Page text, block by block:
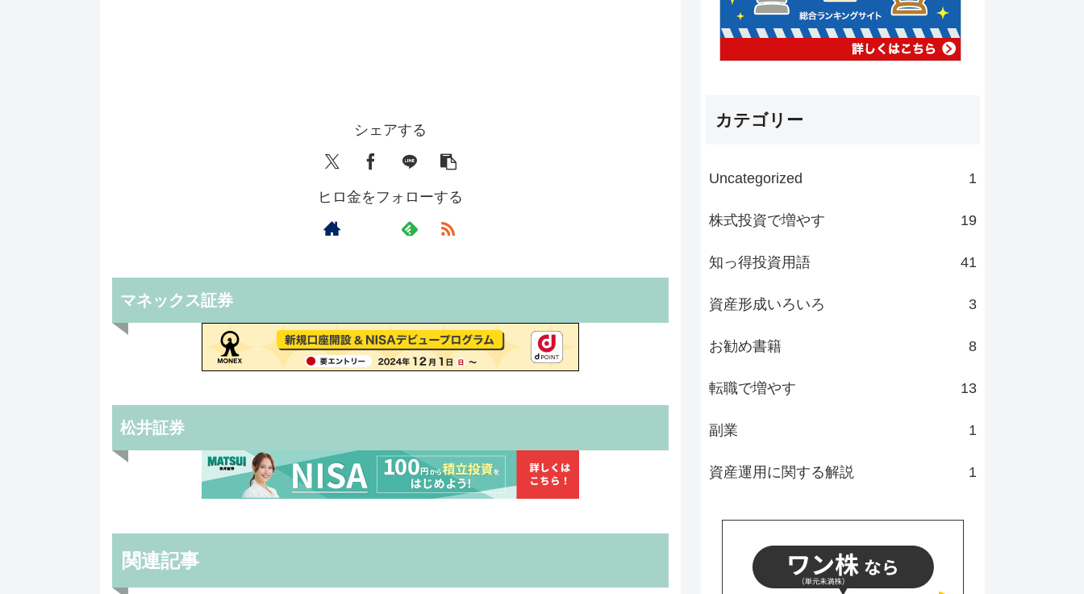
シェアする
ヒロ金をフォローする
マネックス証券
松井証券
関連記事
カテゴリー
Uncategorized 1
株式投資で増やす 19
知っ得投資用語 41
資産形成いろいろ 3
お勧め書籍 8
転職で増やす 13
副業 1
資産運用に関する解説 1